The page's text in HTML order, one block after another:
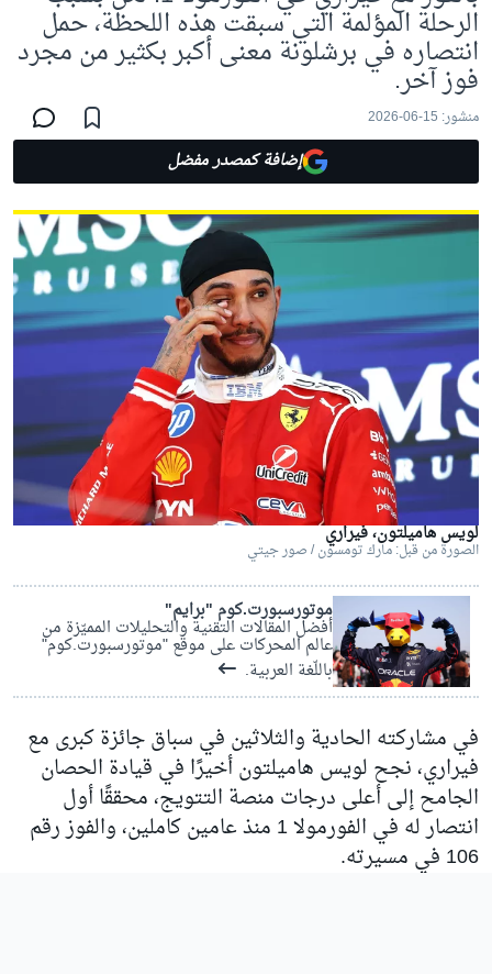
الرحلة المؤلمة التي سبقت هذه اللحظة، حمل
انتصاره في برشلونة معنى أكبر بكثير من مجرد
فوز آخر.
منشور: 15-06-2026
إضافة كمصدر مفضل
لويس هاميلتون، فيراري
الصورة من قبل: مارك تومسون / صور جيتي
موتورسبورت.كوم "برايم"
أفضل المقالات التقنية والتحليلات المميّزة من
عالم المحركات على موقع "موتورسبورت.كوم"
باللّغة العربية.
في مشاركته الحادية والثلاثين في سباق جائزة كبرى مع
فيراري، نجح لويس هاميلتون أخيرًا في قيادة الحصان
الجامح إلى أعلى درجات منصة التتويج، محققًا أول
انتصار له في الفورمولا 1 منذ عامين كاملين، والفوز رقم
106 في مسيرته.